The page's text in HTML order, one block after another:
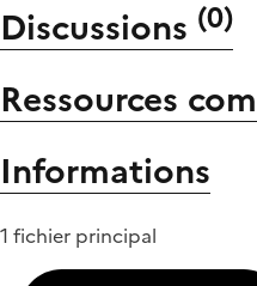
Discussions (0)
Ressources
Informations
1 fichier principal